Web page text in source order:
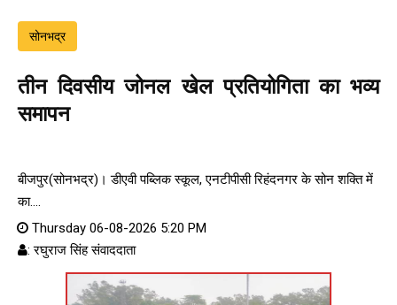
सोनभद्र
तीन दिवसीय जोनल खेल प्रतियोगिता का भव्य
समापन
बीजपुर(सोनभद्र)। डीएवी पब्लिक स्कूल, एनटीपीसी रिहंदनगर के सोन शक्ति में
का....
Thursday 06-08-2026 5:20 PM
: रघुराज सिंह संवाददाता